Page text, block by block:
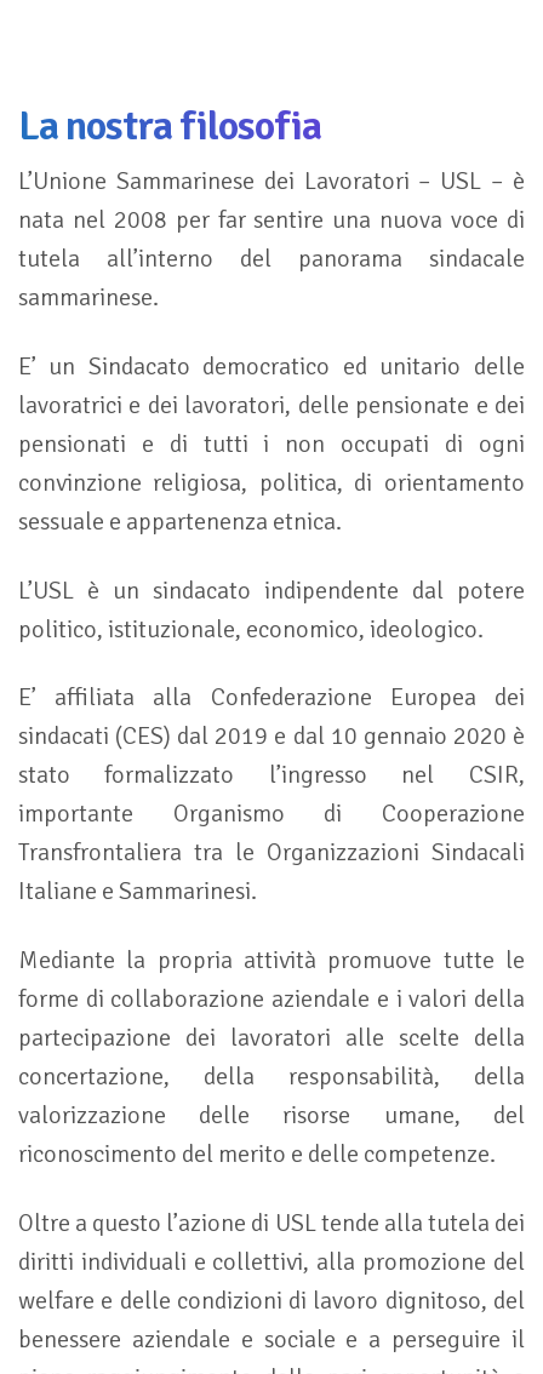
La nostra filosofia
L’Unione Sammarinese dei Lavoratori – USL – è
nata nel 2008 per far sentire una nuova voce di
tutela all’interno del panorama sindacale
sammarinese.
E’ un Sindacato democratico ed unitario delle
lavoratrici e dei lavoratori, delle pensionate e dei
pensionati e di tutti i non occupati di ogni
convinzione religiosa, politica, di orientamento
sessuale e appartenenza etnica.
L’USL è un sindacato indipendente dal potere
politico, istituzionale, economico, ideologico.
E’ affiliata alla Confederazione Europea dei
sindacati (CES) dal 2019 e dal 10 gennaio 2020 è
stato formalizzato l’ingresso nel CSIR,
importante Organismo di Cooperazione
Transfrontaliera tra le Organizzazioni Sindacali
Italiane e Sammarinesi.
Mediante la propria attività promuove tutte le
forme di collaborazione aziendale e i valori della
partecipazione dei lavoratori alle scelte della
concertazione, della responsabilità, della
valorizzazione delle risorse umane, del
riconoscimento del merito e delle competenze.
Oltre a questo l’azione di USL tende alla tutela dei
diritti individuali e collettivi, alla promozione del
welfare e delle condizioni di lavoro dignitoso, del
benessere aziendale e sociale e a perseguire il